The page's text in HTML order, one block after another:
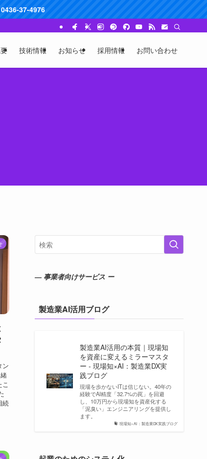
37-4976
技術情報 お知らせ 採用情報 お問い合わせ
ン
続
― 事業者向けサービス ー
製造業AI活用ブログ
現場知×AI：製造業DX実践ブログ
製造業AI活用の本質｜現場知
を資産に変えるミラーマスタ
ー - 現場知×AI：製造業DX実
践ブログ
現場を歩かないITは信じない。40年の
経験でAI精度「32.7%の罠」を回避
し、10万円から現場知を資産化する
「泥臭い」エンジニアリングを提供し
ます。